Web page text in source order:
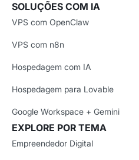
SOLUÇÕES COM IA
VPS com OpenClaw
VPS com n8n
Hospedagem com IA
Hospedagem para Lovable
Google Workspace + Gemini
EXPLORE POR TEMA
Empreendedor Digital